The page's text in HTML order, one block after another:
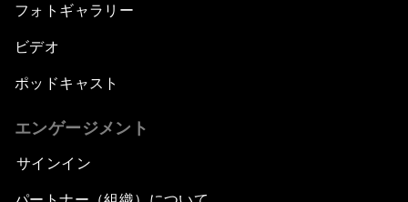
フォトギャラリー
ビデオ
ポッドキャスト
エンゲージメント
サインイン